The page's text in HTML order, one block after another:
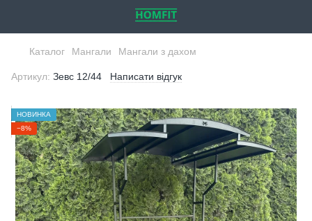
Каталог Мангали Мангали з дахом
Артикул: Зевс 12/44 Написати відгук
НОВИНКА
−8%